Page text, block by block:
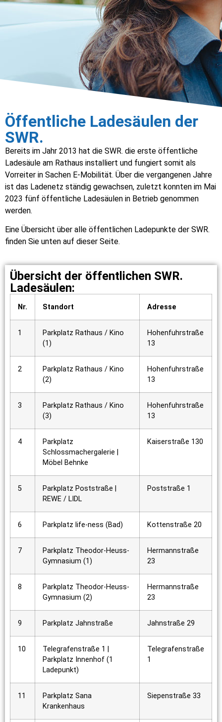
Öffentliche Ladesäulen der
SWR.
Bereits im Jahr 2013 hat die SWR. die erste öffentliche
Ladesäule am Rathaus installiert und fungiert somit als
Vorreiter in Sachen E-Mobilität. Über die vergangenen Jahre
ist das Ladenetz ständig gewachsen, zuletzt konnten im Mai
2023 fünf öffentliche Ladesäulen in Betrieb genommen
werden.
Eine Übersicht über alle öffentlichen Ladepunkte der SWR.
finden Sie unten auf dieser Seite.
Übersicht der öffentlichen SWR.
Ladesäulen:
Nr. Standort Adresse
1
Parkplatz Rathaus / Kino
(1)
Hohenfuhrstraße
13
2
Parkplatz Rathaus / Kino
(2)
Hohenfuhrstraße
13
3
Parkplatz Rathaus / Kino
(3)
Hohenfuhrstraße
13
4
Parkplatz
Schlossmachergalerie |
Möbel Behnke
Kaiserstraße 130
5
Parkplatz Poststraße |
REWE / LIDL
Poststraße 1
6 Parkplatz life-ness (Bad) Kottenstraße 20
7
Parkplatz Theodor-Heuss-
Gymnasium (1)
Hermannstraße
23
8
Parkplatz Theodor-Heuss-
Gymnasium (2)
Hermannstraße
23
9 Parkplatz Jahnstraße Jahnstraße 29
10
Telegrafenstraße 1 |
Parkplatz Innenhof (1
Ladepunkt)
Telegrafenstraße
1
11
Parkplatz Sana
Krankenhaus
Siepenstraße 33